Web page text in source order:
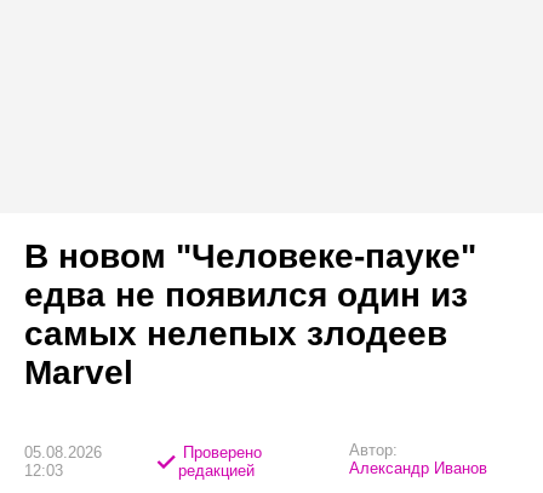
В новом "Человеке-пауке"
едва не появился один из
самых нелепых злодеев
Marvel
05.08.2026
12:03
Проверено
редакцией
Автор:
Александр Иванов